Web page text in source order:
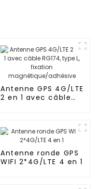
Antenne GPS 4G/LTE
2 en 1 avec câble
Antenne ronde GPS
WIFI 2*4G/LTE 4 en 1